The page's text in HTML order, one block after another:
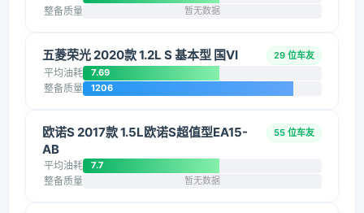
整备质量 暂无数据
五菱荣光 2020款 1.2L S 基本型 国VI 29 位车友
平均油耗 7.69
整备质量 1206
欧诺S 2017款 1.5L欧诺S超值型EA15-
AB
55 位车友
平均油耗 7.7
整备质量 暂无数据